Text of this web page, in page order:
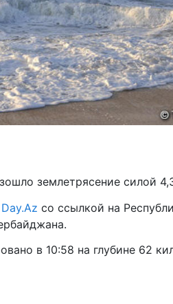
землетрясение силой
Day.Az со ссылкой на
в 10:58 на глубине 62